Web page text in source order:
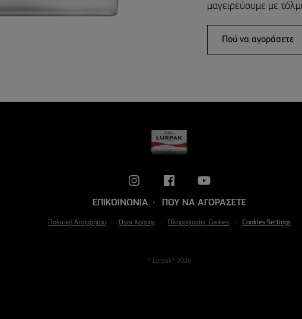
μαγειρεύουμε με
Πού να αγοράσετε
ΕΠΙΚΟΙΝΩΝΊΑ ΠΟΎ ΝΑ ΑΓΟΡΆΣΕΤΕ
Πολιτική Απορρήτου Όροι Χρήσης Πληροφορίες Cookies Cookies Settings
© Lurpak® 2026